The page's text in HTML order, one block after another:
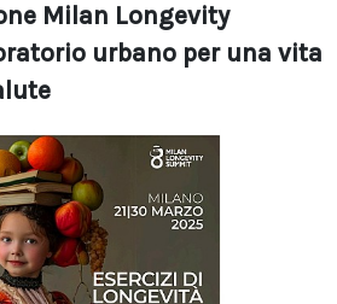
Milan Longevity
urbano per una vita